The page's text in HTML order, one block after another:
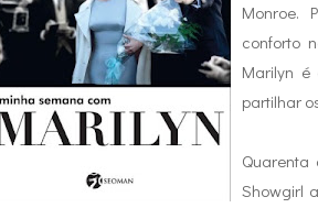
Monroe.
conforto
Marilyn
partilhar
Showgirl